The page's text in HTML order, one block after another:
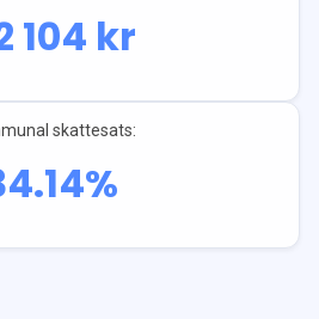
104 kr
skattesats:
%